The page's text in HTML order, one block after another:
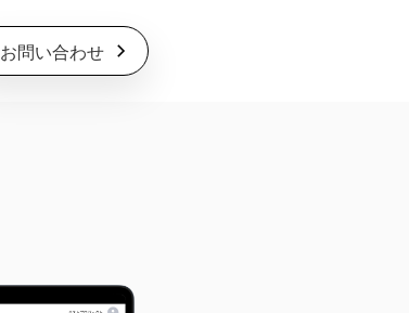
お問い合わせ